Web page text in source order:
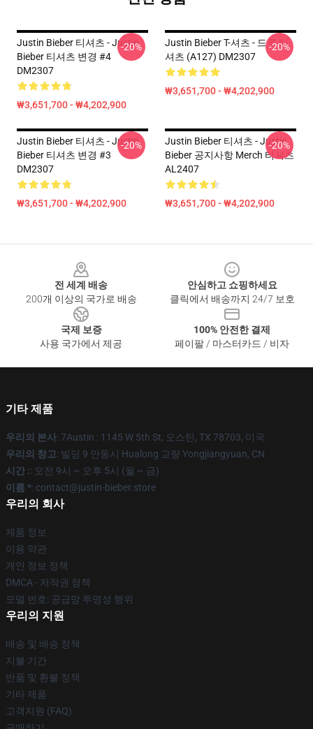
Justin Bieber 티셔츠 - Justin
Bieber 티셔츠 변경 #4
DM2307
₩3,651,700 - ₩4,202,900
-20%
Justin Bieber T-셔츠 - 드루 티
셔츠 (A127) DM2307
₩3,651,700 - ₩4,202,900
-20%
Justin Bieber 티셔츠 - Justin
Bieber 티셔츠 변경 #3
DM2307
₩3,651,700 - ₩4,202,900
-20%
Justin Bieber 티셔츠 - Justin
Bieber 공지사항 Merch 티셔츠
AL2407
₩3,651,700 - ₩4,202,900
-20%
전 세계 배송
200개 이상의 국가로 배송
안심하고 쇼핑하세요
클릭에서 배송까지 24/7 보호
국제 보증
사용 국가에서 제공
100% 안전한 결제
페이팔 / 마스터카드 / 비자
기타 제품
우리의 본사: 7Austin : 1145 W 5th St, 오스틴, TX 78703, 미국
우리의 창고: 빌딩 9 안동시 Hualong 교량 Yongjiangyuan, CN
시간 :: 오전 9시 ~ 오후 5시 (월 ~ 금)
이름 *: contact@justin-bieber.store
우리의 회사
제품 정보
이용 약관
개인 정보 정책
DMCA - 저작권 정책
모델 번호: 공급망 투명성 행위
우리의 지원
배송 및 배송 정책
지불 기간
반품 및 환불 정책
기타 제품
고객지원 (FAQ)